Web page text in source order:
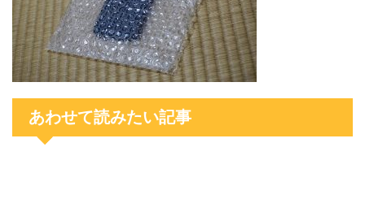
あわせて読みたい記事